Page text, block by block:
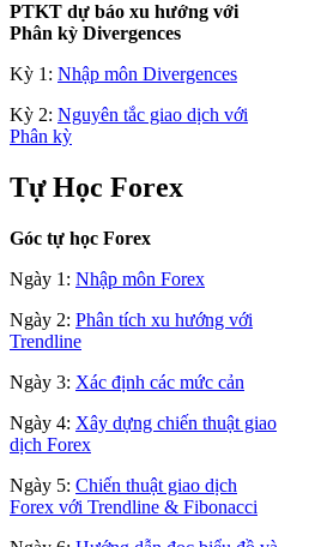
PTKT dự báo xu hướng với
Phân kỳ Divergences
Kỳ 1: Nhập môn Divergences
Kỳ 2: Nguyên tắc giao dịch với
Phân kỳ
Tự Học Forex
Góc tự học Forex
Ngày 1: Nhập môn Forex
Ngày 2: Phân tích xu hướng với
Trendline
Ngày 3: Xác định các mức cản
Ngày 4: Xây dựng chiến thuật giao
dịch Forex
Ngày 5: Chiến thuật giao dịch
Forex với Trendline & Fibonacci